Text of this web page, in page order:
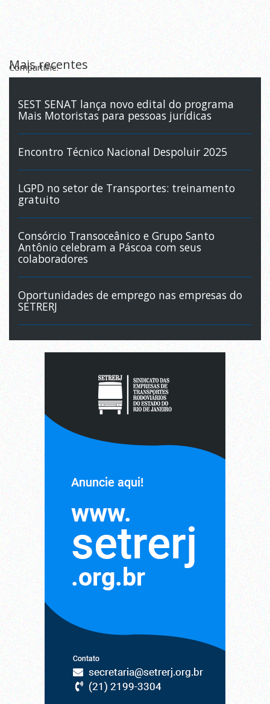
Compartilhe:
Mais recentes
SEST SENAT lança novo edital do programa
Mais Motoristas para pessoas jurídicas
Encontro Técnico Nacional Despoluir 2025
LGPD no setor de Transportes: treinamento
gratuito
Consórcio Transoceânico e Grupo Santo
Antônio celebram a Páscoa com seus
colaboradores
Oportunidades de emprego nas empresas do
SETRERJ